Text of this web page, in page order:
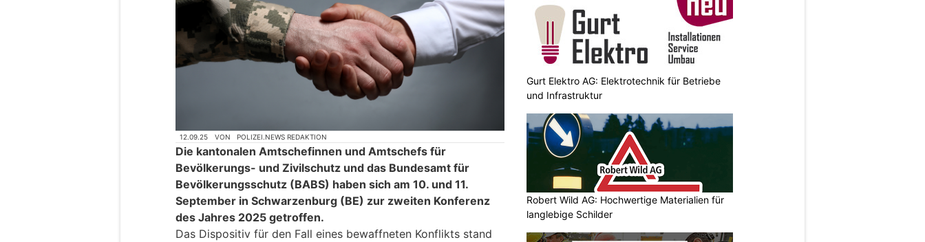
12.09.25 VON POLIZEI.NEWS REDAKTION
Die kantonalen Amtschefinnen und Amtschefs für
Bevölkerungs- und Zivilschutz und das Bundesamt für
Bevölkerungsschutz (BABS) haben sich am 10. und 11.
September in Schwarzenburg (BE) zur zweiten Konferenz
des Jahres 2025 getroffen.
Das Dispositiv für den Fall eines bewaffneten Konflikts stand
Gurt Elektro AG: Elektrotechnik für Betriebe
und Infrastruktur
Robert Wild AG: Hochwertige Materialien für
langlebige Schilder